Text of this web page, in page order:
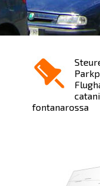
fontanarossa